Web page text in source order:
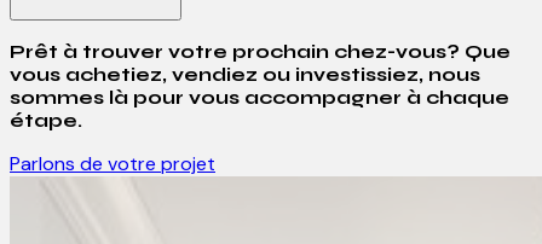
Prêt à trouver votre prochain chez-vous? Que
vous achetiez, vendiez ou investissiez, nous
sommes là pour vous accompagner à chaque
étape.
Parlons de votre projet